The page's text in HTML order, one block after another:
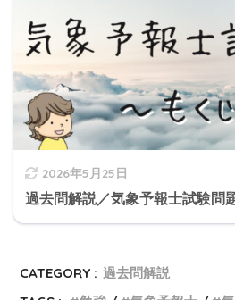
2026年5月25日
過去問解説／気象予報士試験問
CATEGORY : 過去問解説